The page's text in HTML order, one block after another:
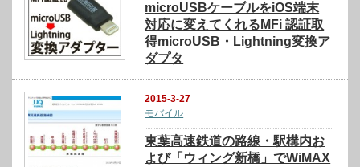
microUSBケーブルをiOS端末
対応に変えてくれるMFi 認証取
得microUSB・Lightning変換ア
ダプタ
2015-3-27
モバイル
東葉高速鉄道の路線・駅構内お
よび「ウィング新橋」でWiMAX